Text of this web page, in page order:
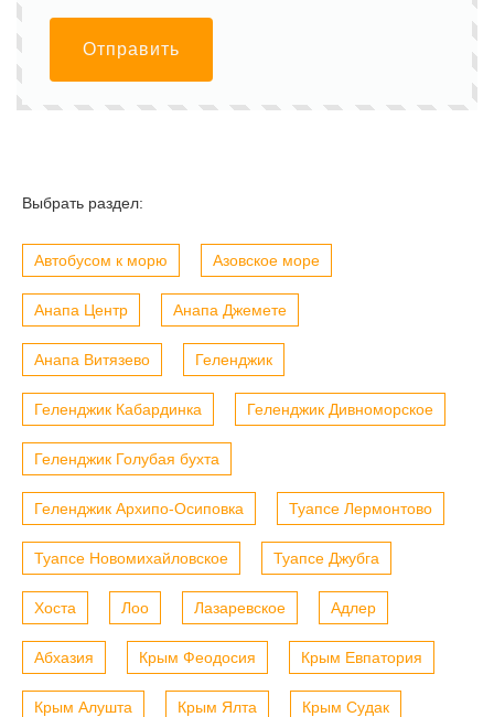
Отправить
Выбрать раздел:
Автобусом к морю Азовское море
Анапа Центр Анапа Джемете
Анапа Витязево Геленджик
Геленджик Кабардинка Геленджик Дивноморское
Геленджик Голубая бухта
Геленджик Архипо-Осиповка Туапсе Лермонтово
Туапсе Новомихайловское Туапсе Джубга
Хоста Лоо Лазаревское Адлер
Абхазия Крым Феодосия Крым Евпатория
Крым Алушта Крым Ялта Крым Судак